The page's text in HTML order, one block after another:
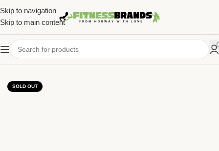
Skip to navigation
Skip to main content
HJEM
SOLD OUT